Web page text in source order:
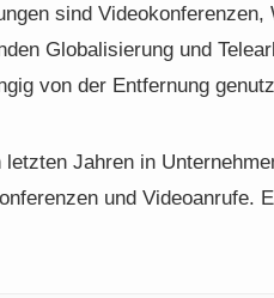
sind
Globalisierung und
von der Entfernung
Jahren in
und Videoanrufe.